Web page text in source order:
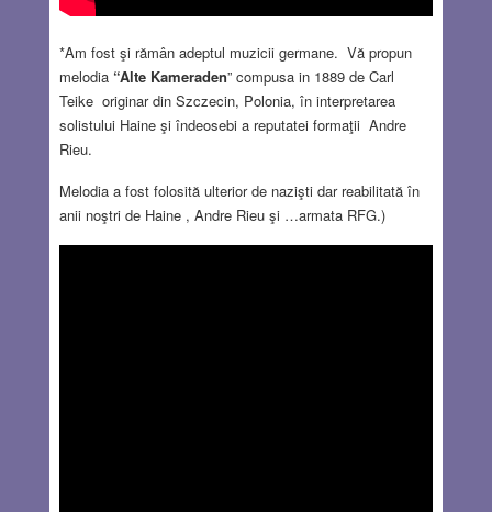
*Am fost şi rămân adeptul muzicii germane. Vă propun
melodia “Alte Kameraden” compusa in 1889 de Carl
Teike originar din Szczecin, Polonia, în interpretarea
solistului Haine şi îndeosebi a reputatei formaţii Andre
Rieu.
Melodia a fost folosită ulterior de nazişti dar reabilitată în
anii noştri de Haine , Andre Rieu şi …armata RFG.)